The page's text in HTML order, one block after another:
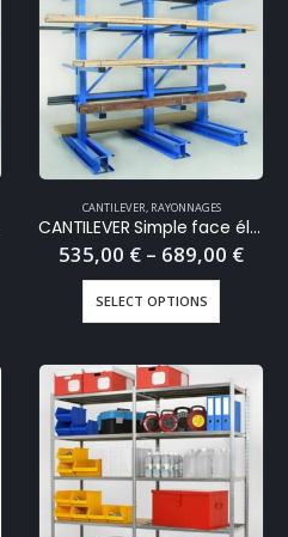
CANTILEVER RAYONNAGES
CANTILEVER Simple face élément suivant
535,00 € – 689,00 €
SELECT OPTIONS